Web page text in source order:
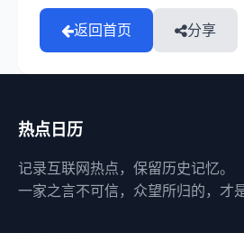
返回首页 分享
热点日历
记录互联网热点，保留历史记忆。
一家之言不可信，众望所归的，才